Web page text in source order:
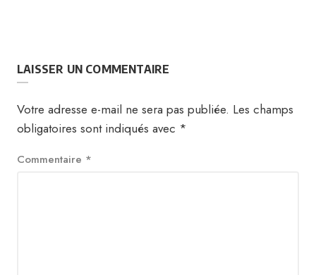
LAISSER UN COMMENTAIRE
Votre adresse e-mail ne sera pas publiée. Les champs
obligatoires sont indiqués avec *
Commentaire *